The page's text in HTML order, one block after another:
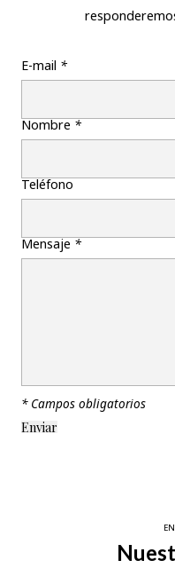
E-mail *
Nombre*
Teléfono
Mensaje*
* Campos obligatorios